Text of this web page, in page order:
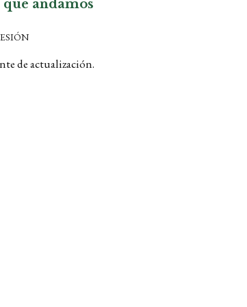
andamos
de actualización.